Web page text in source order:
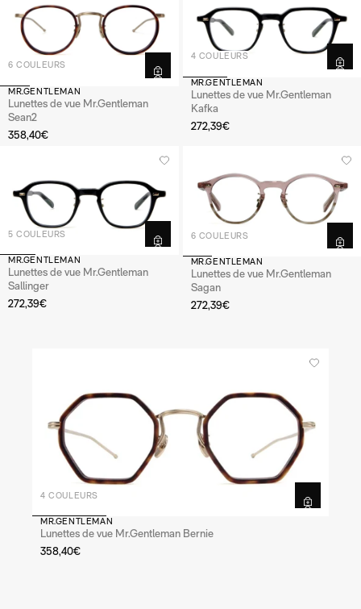
6 COULEURS
MR.GENTLEMAN
Lunettes de vue Mr.Gentleman
Sean2
358,40€
4 COULEURS
MR.GENTLEMAN
Lunettes de vue Mr.Gentleman
Kafka
272,39€
5 COULEURS
MR.GENTLEMAN
Lunettes de vue Mr.Gentleman
Sallinger
272,39€
6 COULEURS
MR.GENTLEMAN
Lunettes de vue Mr.Gentleman
Sagan
272,39€
4 COULEURS
MR.GENTLEMAN
Lunettes de vue Mr.Gentleman Bernie
358,40€